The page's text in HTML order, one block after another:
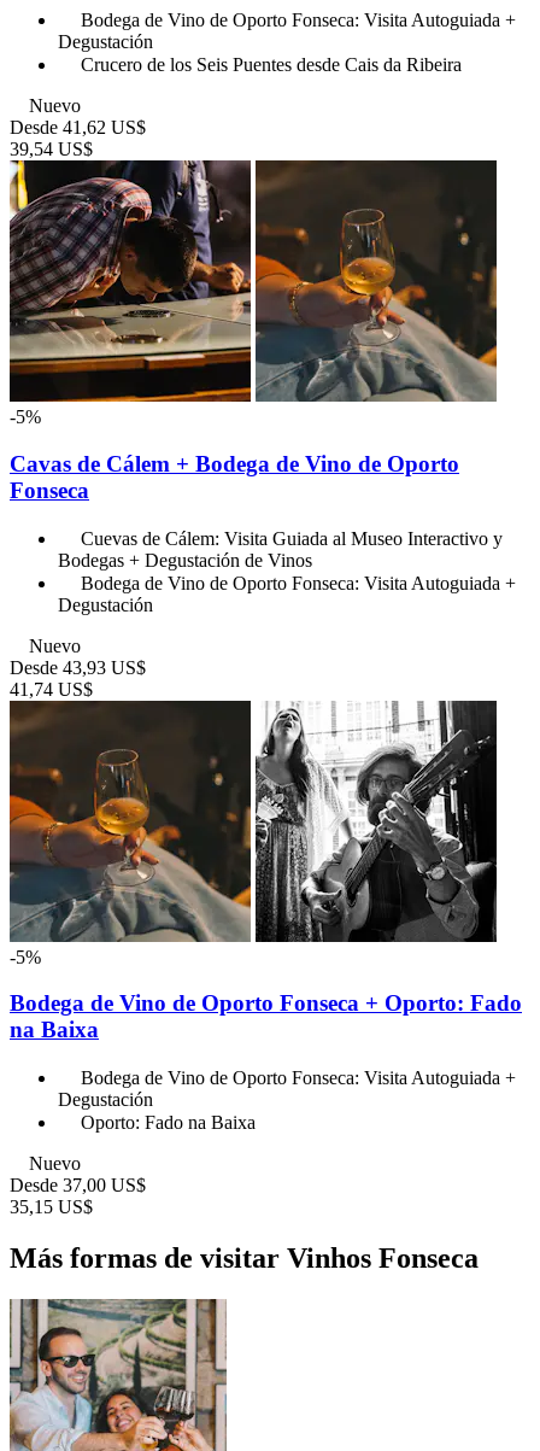
Bodega de Vino de Oporto Fonseca: Visita Autoguiada +
Degustación
Crucero de los Seis Puentes desde Cais da Ribeira
Nuevo
Desde 41,62 US$
39,54 US$
-5%
Cavas de Cálem + Bodega de Vino de Oporto
Fonseca
Cuevas de Cálem: Visita Guiada al Museo Interactivo y
Bodegas + Degustación de Vinos
Bodega de Vino de Oporto Fonseca: Visita Autoguiada +
Degustación
Nuevo
Desde 43,93 US$
41,74 US$
-5%
Bodega de Vino de Oporto Fonseca + Oporto: Fado
na Baixa
Bodega de Vino de Oporto Fonseca: Visita Autoguiada +
Degustación
Oporto: Fado na Baixa
Nuevo
Desde 37,00 US$
35,15 US$
Más formas de visitar Vinhos Fonseca